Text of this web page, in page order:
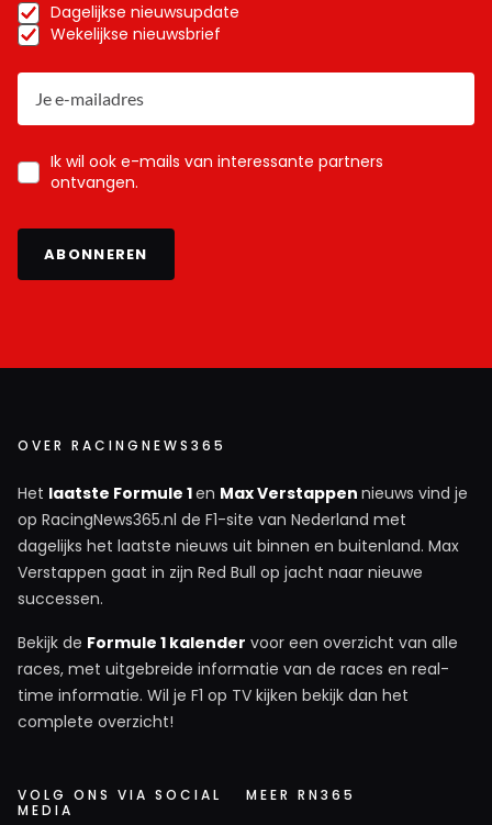
Dagelijkse nieuwsupdate
Wekelijkse nieuwsbrief
Ik wil ook e-mails van interessante partners
ontvangen.
ABONNEREN
OVER RACINGNEWS365
Het laatste Formule 1en Max Verstappen nieuws vind je
op RacingNews365.nl de F1-site van Nederland met
dagelijks het laatste nieuws uit binnen en buitenland. Max
Verstappen gaat in zijn Red Bull op jacht naar nieuwe
successen.
Bekijk de Formule 1 kalender voor een overzicht van alle
races, met uitgebreide informatie van de races en real-
time informatie. Wil je F1 op TV kijken bekijk dan het
complete overzicht!
VOLG ONS VIA SOCIAL
MEDIA
MEER RN365